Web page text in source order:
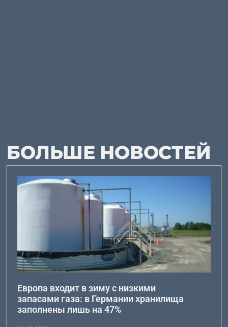
БОЛЬШЕ НОВОСТЕЙ
Европа входит в зиму с низкими
запасами газа: в Германии хранилища
заполнены лишь на 47%